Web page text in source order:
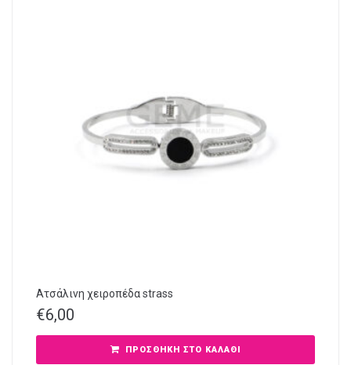
Ατσάλινη χειροπέδα strass
€6,00
ΠΡΟΣΘΉΚΗ ΣΤΟ ΚΑΛΆΘΙ